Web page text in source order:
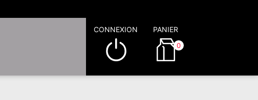
CONNEXION PANIER
0